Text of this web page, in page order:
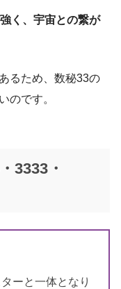
く、宇宙との繋が
るため、数秘33の
のです。
3333・
ーと一体となり